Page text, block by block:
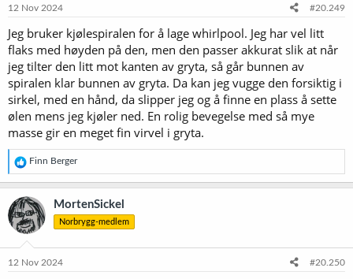
e
:
12 Nov 2024 #20.249
Jeg bruker kjølespiralen for å lage whirlpool. Jeg har vel litt
flaks med høyden på den, men den passer akkurat slik at når
jeg tilter den litt mot kanten av gryta, så går bunnen av
spiralen klar bunnen av gryta. Da kan jeg vugge den forsiktig i
sirkel, med en hånd, da slipper jeg og å finne en plass å sette
ølen mens jeg kjøler ned. En rolig bevegelse med så mye
masse gir en meget fin virvel i gryta.
R
e
a
k
s
j
o
e
Finn Berger
MortenSickel
Norbrygg-medlem
12 Nov 2024 #20.250